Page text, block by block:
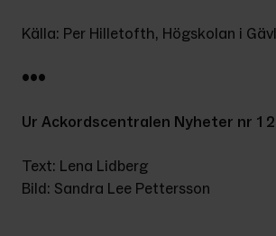
Källa: Per Hilletofth, Högskolan i
•••
Ur Ackordscentralen Nyheter nr 1
Text: Lena Lidberg
Bild: Sandra Lee Pettersson